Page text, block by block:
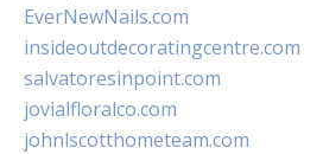
EverNewNails.com
insideoutdecoratingcentre.com
salvatoresinpoint.com
jovialfloralco.com
johnlscotthometeam.com